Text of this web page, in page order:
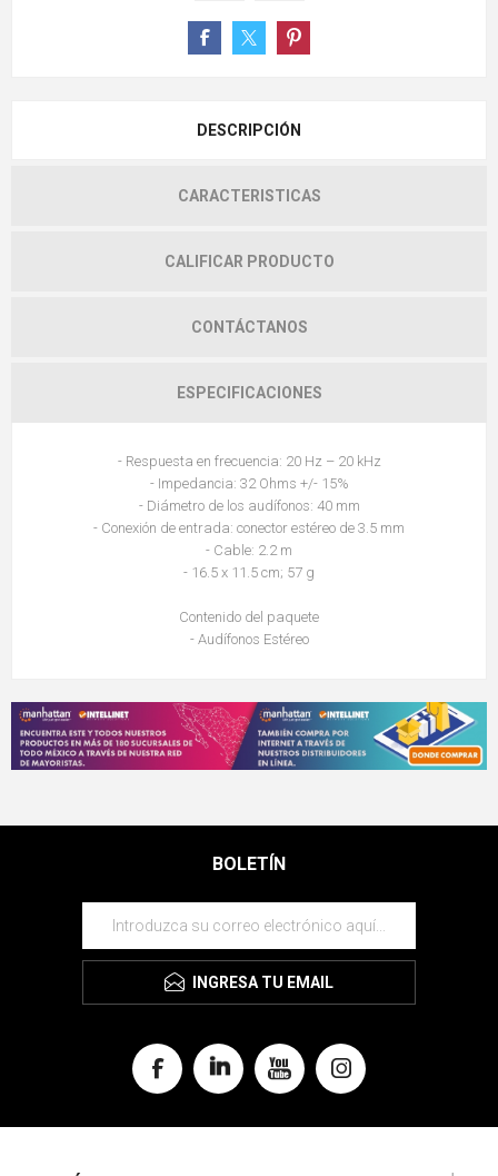
DESCRIPCIÓN
CARACTERISTICAS
CALIFICAR PRODUCTO
CONTÁCTANOS
ESPECIFICACIONES
- Respuesta en frecuencia: 20 Hz – 20 kHz
- Impedancia: 32 Ohms +/- 15%
- Diámetro de los audífonos: 40 mm
- Conexión de entrada: conector estéreo de 3.5 mm
- Cable: 2.2 m
- 16.5 x 11.5 cm; 57 g
Contenido del paquete
- Audífonos Estéreo
BOLETÍN
INGRESA TU EMAIL